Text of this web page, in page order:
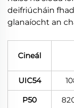
deifriúcháin
glanaíocht an
Cineál
UIC54
P50